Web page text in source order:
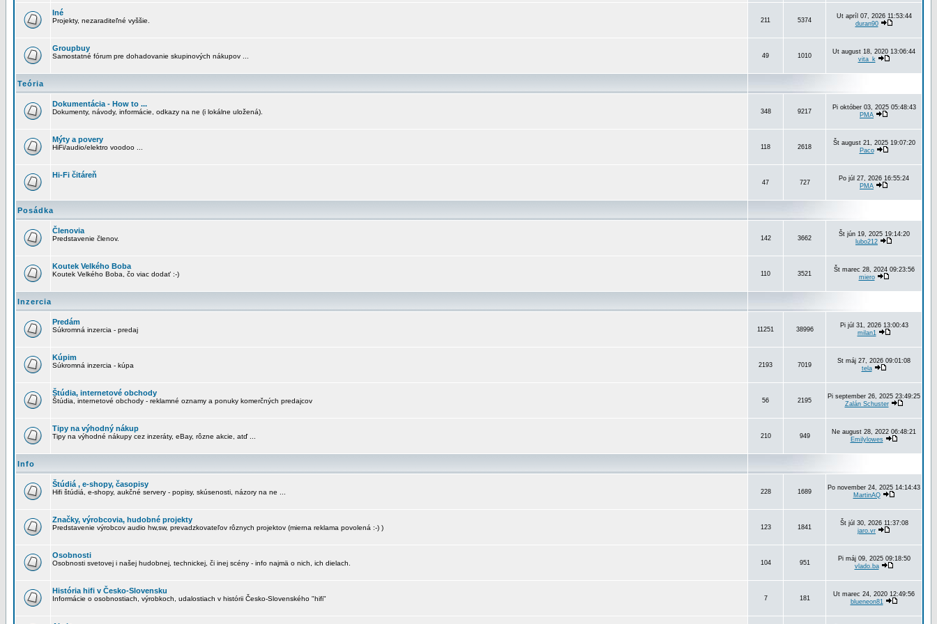
Iné
Projekty, nezaraditeľné vyššie. 211 5374
Ut apríl 07, 2026 11:53:44
duran90
Groupbuy
Samostatné fórum pre dohadovanie skupinových nákupov ... 49 1010
Ut august 18, 2020 13:06:44
vita_k
Teória
Dokumentácia - How to ...
Dokumenty, návody, informácie, odkazy na ne (i lokálne uložená). 348 9217
Pi október 03, 2025 05:48:43
PMA
Mýty a povery
HiFi/audio/elektro voodoo ... 118 2618
Št august 21, 2025 19:07:20
Paco
Hi-Fi čitáreň
47 727
Po júl 27, 2026 16:55:24
PMA
Posádka
Členovia
Predstavenie členov. 142 3662
Št jún 19, 2025 19:14:20
lubo212
Koutek Velkého Boba
Koutek Velkého Boba, čo viac dodať :-) 110 3521
Št marec 28, 2024 09:23:56
miero
Inzercia
Predám
Súkromná inzercia - predaj 11251 38996
Pi júl 31, 2026 13:00:43
milan1
Kúpim
Súkromná inzercia - kúpa 2193 7019
St máj 27, 2026 09:01:08
tela
Štúdia, internetové obchody
Štúdia, internetové obchody - reklamné oznamy a ponuky komerčných predajcov 56 2195
Pi september 26, 2025 23:49:25
Zalán Schuster
Tipy na výhodný nákup
Tipy na výhodné nákupy cez inzeráty, eBay, rôzne akcie, atď ... 210 949
Ne august 28, 2022 06:48:21
Emilylowes
Info
Štúdiá , e-shopy, časopisy
Hifi štúdiá, e-shopy, aukčné servery - popisy, skúsenosti, názory na ne ... 228 1689
Po november 24, 2025 14:14:43
MartinAQ
Značky, výrobcovia, hudobné projekty
Predstavenie výrobcov audio hw,sw, prevadzkovateľov rôznych projektov (mierna reklama povolená :-) ) 123 1841
Št júl 30, 2026 11:37:08
jaro.vr
Osobnosti
Osobnosti svetovej i našej hudobnej, technickej, či inej scény - info najmä o nich, ich dielach. 104 951
Pi máj 09, 2025 09:18:50
vlado.ba
História hifi v Česko-Slovensku
Informácie o osobnostiach, výrobkoch, udalostiach v histórii Česko-Slovenského "hifi" 7 181
Ut marec 24, 2020 12:49:56
blueneon81